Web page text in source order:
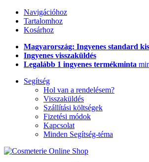
Navigációhoz
Tartalomhoz
Kosárhoz
Magyarország: Ingyenes standard
Ingyenes visszaküldés
Legalább 1 ingyenes termékminta
Segítség
Hol van a rendelésem?
Visszaküldés
Szállítási költségek
Fizetési módok
Kapcsolat
Minden Segítség-téma